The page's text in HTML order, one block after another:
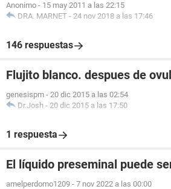
Anonimo - 15 may 2011 a las 22:15
DRA. MARNET - 24 nov 2018 a las 17:46
146 respuestas
Flujito blanco. despues de
genesispm - 20 dic 2015 a las 02:54
Dr.Josh - 20 dic 2015 a las 17:50
1 respuesta
El líquido preseminal puede
amelperdomo1209 - 7 nov 2022 a las 00:00